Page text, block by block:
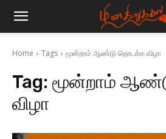
Home Tags மூன்றாம் ஆண்டு தொடக்க விழா
Tag: மூன்றாம்
விழா